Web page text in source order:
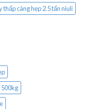
thấp càng hẹp 2.5 tấn niuli
500kg